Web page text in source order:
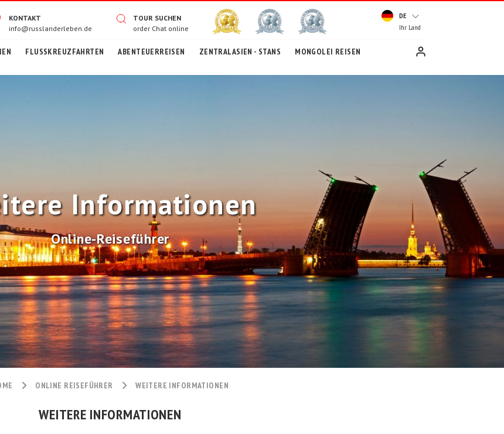
KONTAKT
info@russlanderleben.de
TOUR SUCHEN
order Chat online
DE
Ihr Land
FLUSSKREUZFAHRTEN ABENTEUERREISEN ZENTRALASIEN - STANS
MONGOLEI REISEN
Informationen
Online-Reiseführer
ONLINE REISEFÜHRER WEITERE INFORMATIONEN
WEITERE INFORMATIONEN